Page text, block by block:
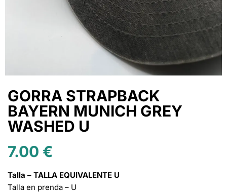
GORRA STRAPBACK
BAYERN MUNICH GREY
WASHED U
7.00 €
Talla – TALLA EQUIVALENTE U
Talla en prenda – U